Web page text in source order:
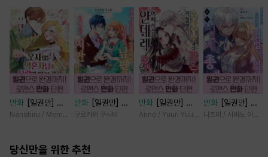
만화
[일권만] 웃
지 않는 약혼자님
습니다 [단행본]
Nanohiru / Memeko
만화
[일권만] 내
게 간섭하지 않겠
바라봅니다 [단행
쿠로카와 쿠사비
만화
[일권만] 왕
태자님과의 약혼을
Anno / Yuuri Yuudachi
만화
[일권만] 모
든 것을 포기한 평
나츠미 / 시바노 이즈미
당신만을 위한 추천